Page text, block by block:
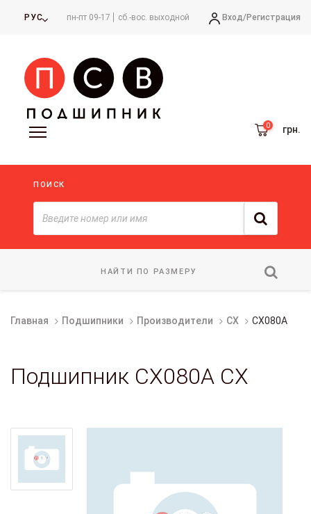
РУС пн-пт 09-17 сб.-вос. выходной Вход/Регистрация
грн.
ПОИСК
НАЙТИ ПО РАЗМЕРУ
Главная Подшипники Производители CX CX080A
Подшипник CX080A CX